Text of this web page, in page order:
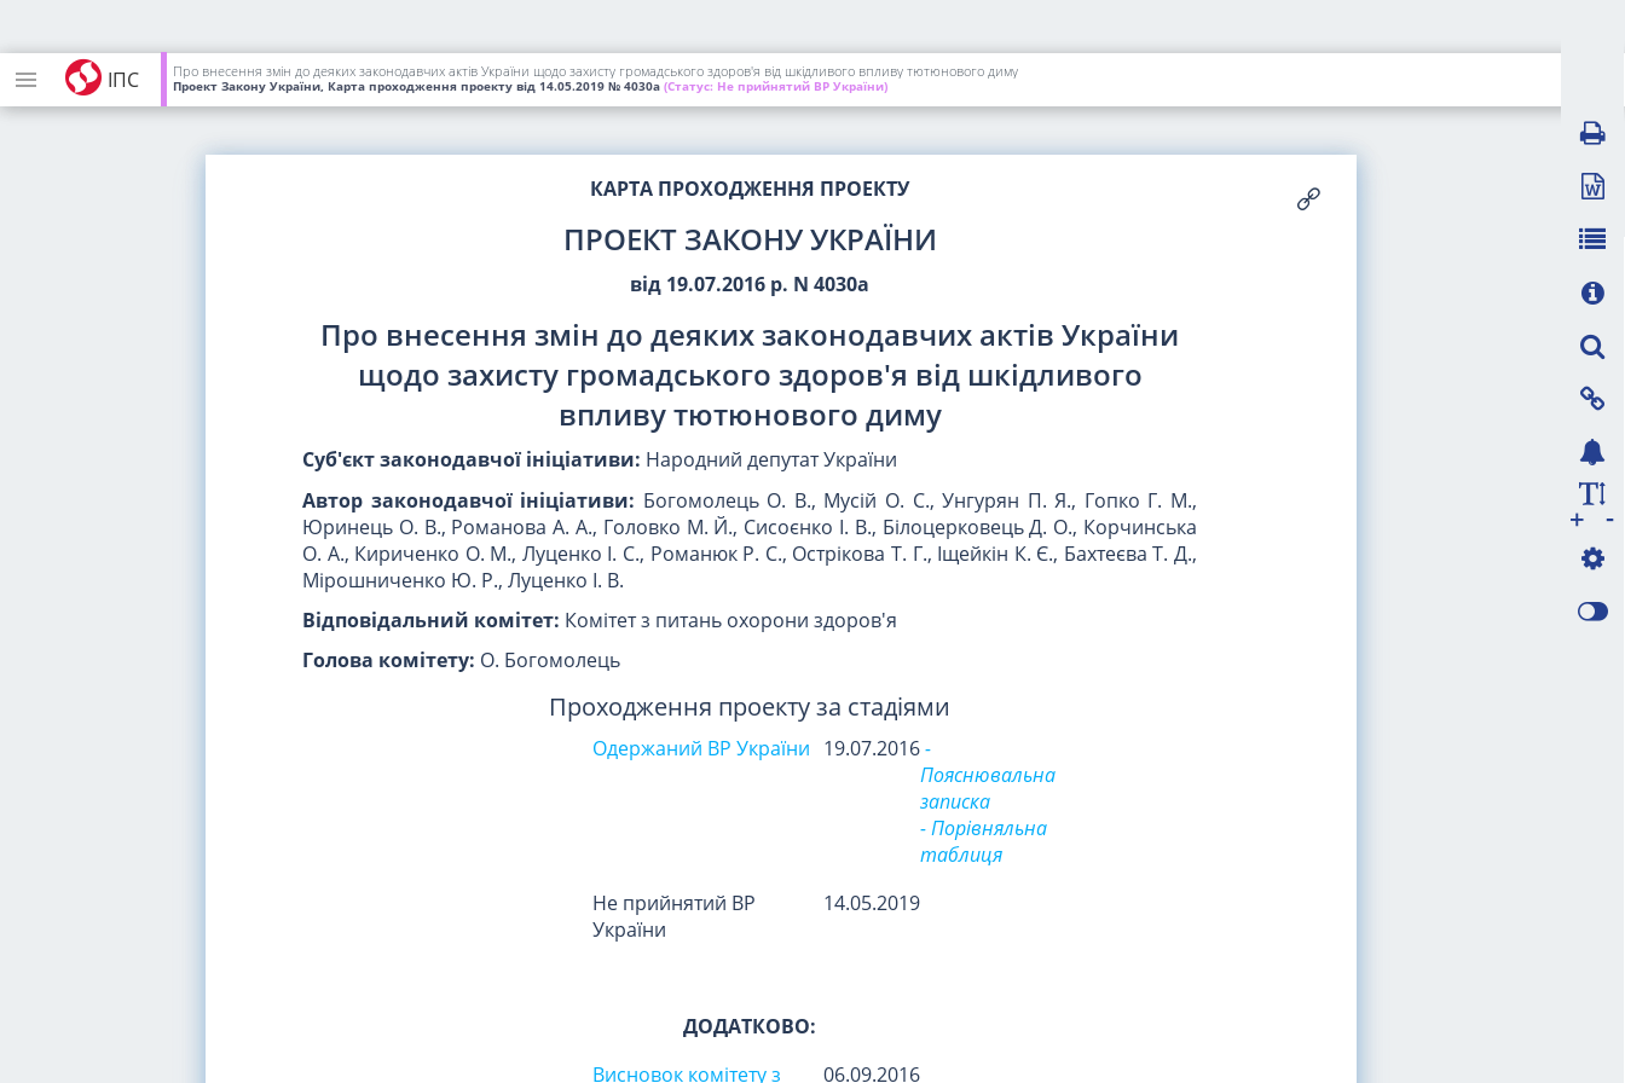
ІПС Про внесення змін до деяких законодавчих актів України щодо захисту громадського здоров'я від шкідливого впливу тютюнового диму
Проект Закону України, Карта проходження проекту від 14.05.2019 № 4030а (Статус: Не прийнятий ВР України)
КАРТА ПРОХОДЖЕННЯ ПРОЕКТУ
ПРОЕКТ ЗАКОНУ УКРАЇНИ
від 19.07.2016 р. N 4030а
Про внесення змін до деяких законодавчих актів України
щодо захисту громадського здоров'я від шкідливого
впливу тютюнового диму
Суб'єкт законодавчої ініціативи: Народний депутат України
Автор законодавчої ініціативи: Богомолець О. В., Мусій О. С., Унгурян П. Я., Гопко Г. М.,
Юринець О. В., Романова А. А., Головко М. Й., Сисоєнко І. В., Білоцерковець Д. О., Корчинська
О. А., Кириченко О. М., Луценко І. С., Романюк Р. С., Острікова Т. Г., Іщейкін К. Є., Бахтеєва Т. Д.,
Мірошниченко Ю. Р., Луценко І. В.
Відповідальний комітет: Комітет з питань охорони здоров'я
Голова комітету: О. Богомолець
Проходження проекту за стадіями
Одержаний ВР України 19.07.2016-
Пояснювальна
записка
- Порівняльна
таблиця
Не прийнятий ВР
України
14.05.2019
ДОДАТКОВО:
Висновок комітету з
06.09.2016
-
+